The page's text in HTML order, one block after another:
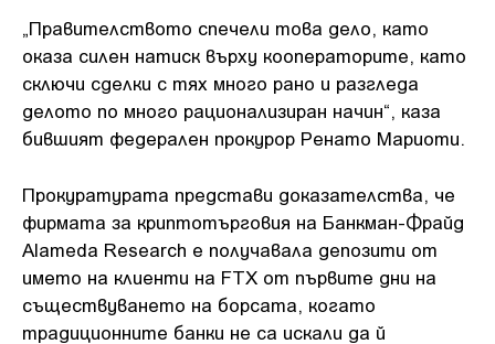
„Правителството спечели това дело, като
оказа силен натиск върху кооператорите, като
сключи сделки с тях много рано и разгледа
делото по много рационализиран начин“, каза
бившият федерален прокурор Ренато Мариоти.
Прокуратурата представи доказателства, че
фирмата за криптотърговия на Банкман-Фрайд
Alameda Research е получавала депозити от
името на клиенти на FTX от първите дни на
съществуването на борсата, когато
традиционните банки не са искали да й